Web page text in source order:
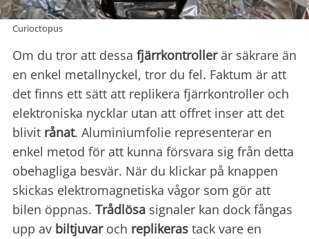
Curioctopus
Om du tror att dessa fjärrkontrollerär säkrare än
en enkel metallnyckel, tror du fel. Faktum är att
det finns ett sätt att replikera fjärrkontroller och
elektroniska nycklar utan att offret inser att det
blivit rånat. Aluminiumfolie representerar en
enkel metod för att kunna försvara sig från detta
obehagliga besvär. När du klickar på knappen
skickas elektromagnetiska vågor som gör att
bilen öppnas. Trådlösa signaler kan dock fångas
upp av biltjuvaroch replikeras tack vare en